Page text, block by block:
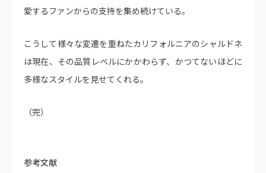
愛するファンからの支持を集め続けている。
こうして様々な変遷を重ねたカリフォルニアのシャルドネ
は現在、その品質レベルにかかわらず、かつてないほどに
多様なスタイルを見せてくれる。
（完）
参考文献